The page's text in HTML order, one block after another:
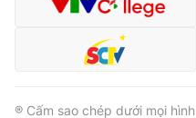
® Cấm sao chép dưới mọi